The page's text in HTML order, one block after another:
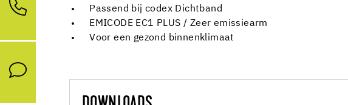
Passend bij codex Dichtband
EMICODE EC1 PLUS / Zeer emissiearm
Voor een gezond binnenklimaat